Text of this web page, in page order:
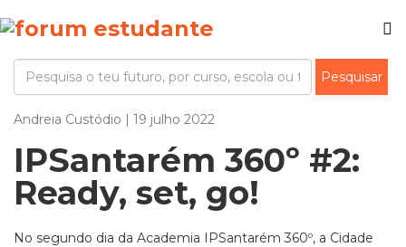
Andreia Custódio | 19 julho 2022
IPSantarém 360º #2:
Ready, set, go!
No segundo dia da Academia IPSantarém 360º, a Cidade